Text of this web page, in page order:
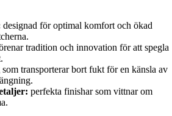
designad för optimal komfort och ökad
tradition och innovation för att spegla
transporterar bort fukt för en känsla av
perfekta finishar som vittnar om